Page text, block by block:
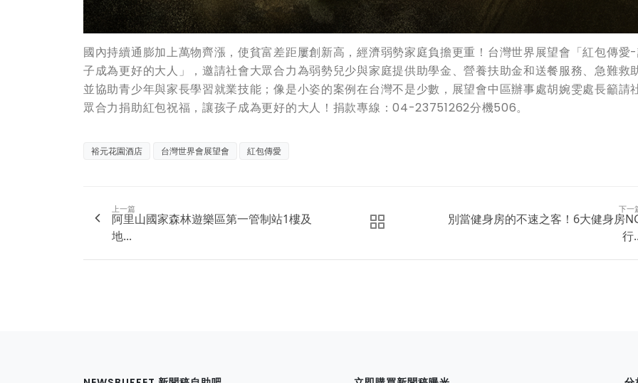
國內持續通膨加上萬物齊漲，使貧富差距屢創新高，經濟弱勢家庭負擔更重！台灣世界展望會「紅包傳愛
子成為更好的大人」，邀請社會大眾合力為弱勢兒少與家庭提供助學金、營養扶助金和送餐服務、急難救
並協助青少年與家長學習就業技能；像是小姿的案例在台灣不是少數，展望會中區辦事處胡婉雯處長籲請
眾合力捐助紅包祝福，讓孩子成為更好的大人！捐款專線：04-23751262分機506。
裕元花園酒店 台灣世界會展望會 紅包傳愛
上一篇
阿里山國家森林遊樂區第一管制站1樓及
地...
下一
別當健身房的不速之客！6大健身房
行